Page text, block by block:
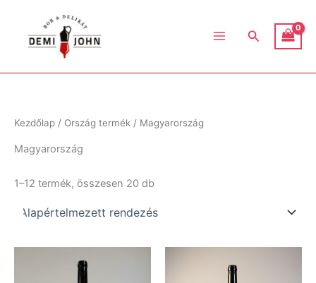
content
Search
Kezdőlap / Ország termék / Magyarország
Magyarország
1–12 termék, összesen 20 db